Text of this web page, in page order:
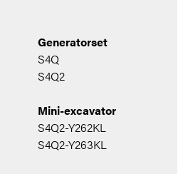
Generatorset
S4Q
S4Q2
Mini-excavator
S4Q2-Y262KL
S4Q2-Y263KL